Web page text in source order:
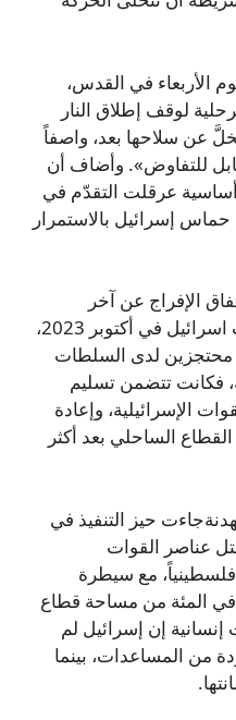
الأربعاء في القدس،
لوقف إطلاق النار
عن سلاحها بعد، واصفاً
للتفاوض». وأضاف أن
عرقلت التقدّم في
حماس إسرائيل بالاستمرار
الإفراج عن آخر
الأسرى الذين أُخذوا من جنوب اسرائيل في أكتوبر 2023،
محتجزين لدى السلطات
فكانت تتضمن تسليم
الإسرائيلية، وإعادة
الساحلي بعد أكثر
حيز التنفيذ في
قتل عناصر القوات
الإسرائيلية ما لا يقل عن 856 فلسطينياً، مع سيطرة
المئة من مساحة قطاع
إن إسرائيل لم
من المساعدات، بينما